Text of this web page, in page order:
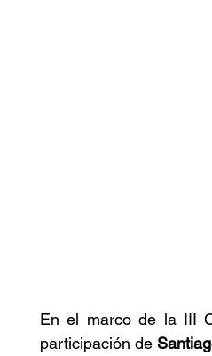
En el marco de la III
participación de